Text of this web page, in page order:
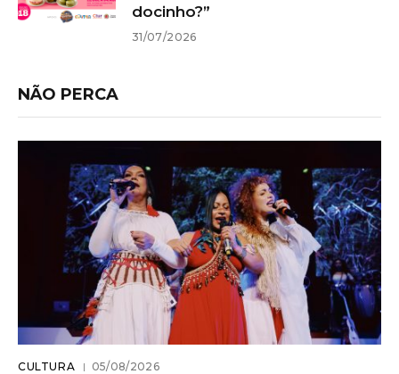
docinho?”
31/07/2026
NÃO PERCA
CULTURA 05/08/2026